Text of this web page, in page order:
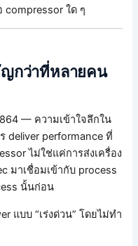
compressor ใด ๆ
ญกว่าที่หลายคน
— ความเข้าใจลึกใน
deliver performance ที่
ไม่ใช่แค่การส่งเครื่อง
มาเชื่อมเข้ากับ process
นั้นก่อน
แบบ “เร่งด่วน” โดยไม่ทำ